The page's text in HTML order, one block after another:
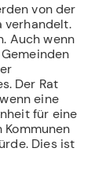
von der
verhandelt.
Auch wenn
Der Rat
eine
für eine
Dies ist